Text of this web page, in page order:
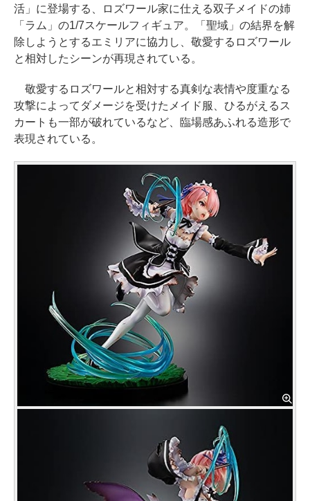
活」に登場する、ロズワール家に仕える双子メイドの姉
「ラム」の1/7スケールフィギュア。「聖域」の結界を解
除しようとするエミリアに協力し、敬愛するロズワール
と相対したシーンが再現されている。
敬愛するロズワールと相対する真剣な表情や度重なる
攻撃によってダメージを受けたメイド服、ひるがえるス
カートも一部が破れているなど、臨場感あふれる造形で
表現されている。